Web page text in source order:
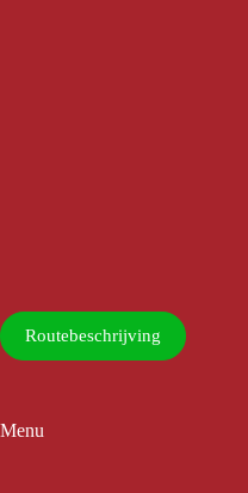
Routebeschrijving
Menu